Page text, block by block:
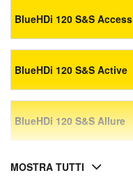
BlueHDi 120 S&S Access
BlueHDi 120 S&S Active
BlueHDi 120 S&S Allure
MOSTRA TUTTI